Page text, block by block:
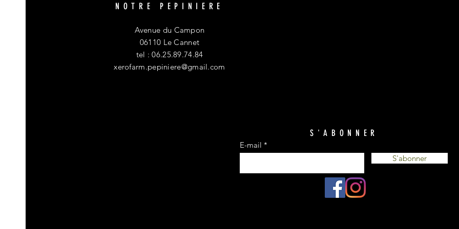
NOTRE PEPINIERE
Avenue du Campon
06110 Le Cannet
tel : 06.25.89.74.84
xerofarm.pepiniere@gmail.com
S'ABONNER
E-mail
S'abonner